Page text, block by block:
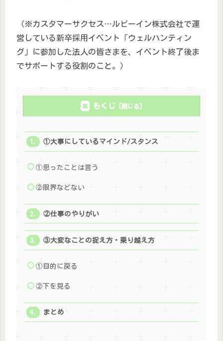
（※カスタマーサクセス…ルビーイン株式会社で運
営している新卒採用イベント「ウェルハンティン
グ」に参加した法人の皆さまを、イベント終了後ま
でサポートする役割のこと。）
もくじ
①大事にしているマインド/スタンス
①思ったことは言う
②限界などない
②仕事のやりがい
③大変なことの捉え方・乗り越え方
①目的に戻る
②下を見る
まとめ